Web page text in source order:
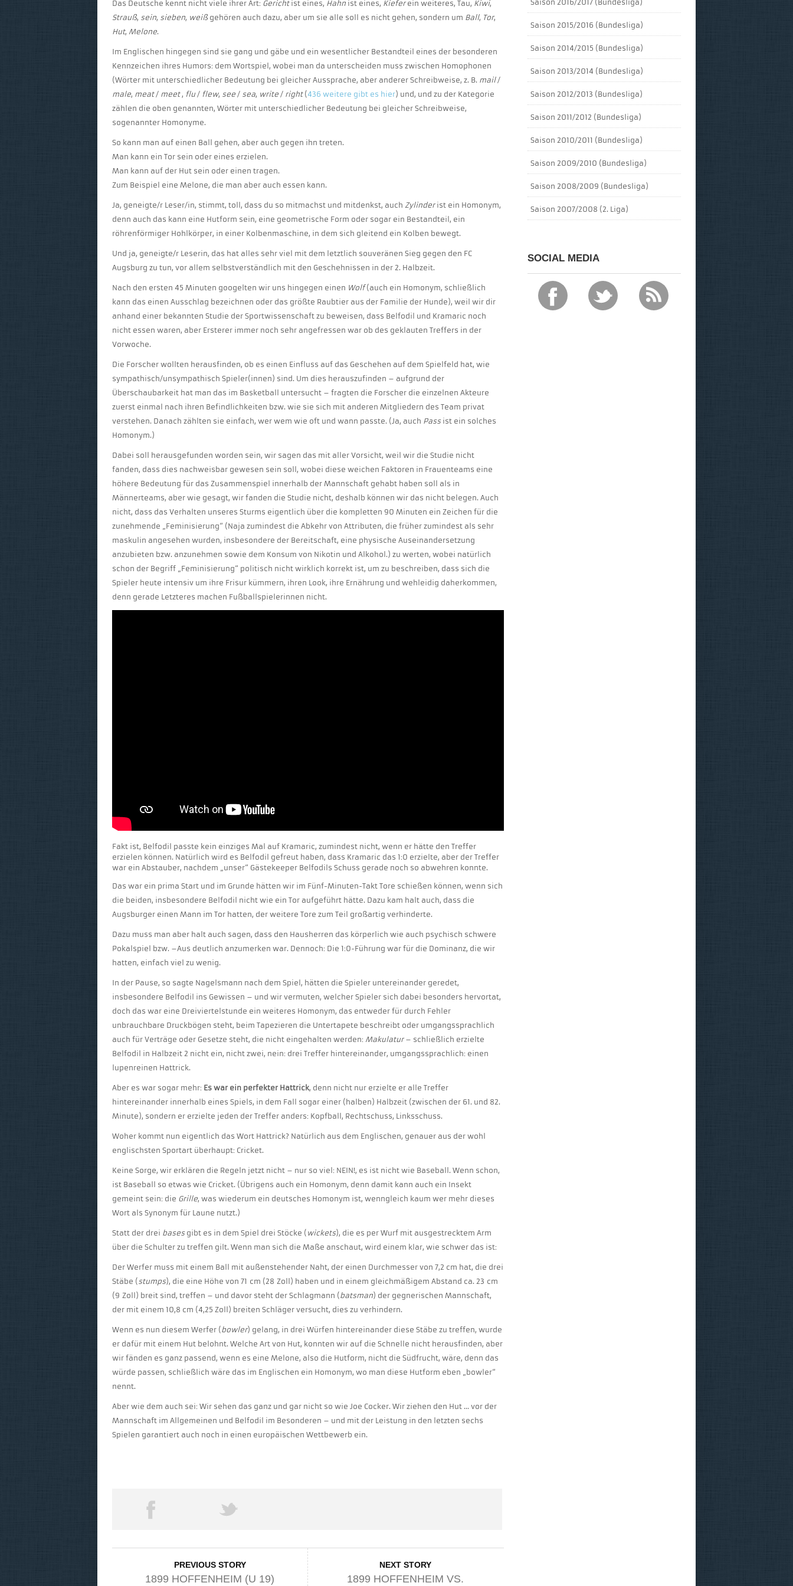
Das Deutsche kennt nicht viele ihrer Art: Gerichtist eines, Hahn ist eines, Kieferein weiteres, Tau, Kiwi,
Strauß, sein, sieben, weiß gehören auch dazu, aber um sie alle soll es nicht gehen, sondern um Ball, Tor,
Hut, Melone.
Im Englischen hingegen sind sie gang und gäbe und ein wesentlicher Bestandteil eines der besonderen
Kennzeichen ihres Humors: dem Wortspiel, wobei man da unterscheiden muss zwischen Homophonen
(Wörter mit unterschiedlicher Bedeutung bei gleicher Aussprache, aber anderer Schreibweise, z. B. mail/
male, meat/ meet, flu/ flew, see / sea, write / right( 436 weitere gibt es hier) und, und zu der Kategorie
zählen die oben genannten, Wörter mit unterschiedlicher Bedeutung bei gleicher Schreibweise,
sogenannter Homonyme.
So kann man auf einen Ball gehen, aber auch gegen ihn treten.
Man kann ein Tor sein oder eines erzielen.
Man kann auf der Hut sein oder einen tragen.
Zum Beispiel eine Melone, die man aber auch essen kann.
Ja, geneigte/r Leser/in, stimmt, toll, dass du so mitmachst und mitdenkst, auch Zylinderist ein Homonym,
denn auch das kann eine Hutform sein, eine geometrische Form oder sogar ein Bestandteil, ein
röhrenförmiger Hohlkörper, in einer Kolbenmaschine, in dem sich gleitend ein Kolben bewegt.
Und ja, geneigte/r Leserin, das hat alles sehr viel mit dem letztlich souveränen Sieg gegen den FC
Augsburg zu tun, vor allem selbstverständlich mit den Geschehnissen in der 2. Halbzeit.
Nach den ersten 45 Minuten googelten wir uns hingegen einen Wolf(auch ein Homonym, schließlich
kann das einen Ausschlag bezeichnen oder das größte Raubtier aus der Familie der Hunde), weil wir dir
anhand einer bekannten Studie der Sportwissenschaft zu beweisen, dass Belfodil und Kramaric noch
nicht essen waren, aber Ersterer immer noch sehr angefressen war ob des geklauten Treffers in der
Vorwoche.
Die Forscher wollten herausfinden, ob es einen Einfluss auf das Geschehen auf dem Spielfeld hat, wie
sympathisch/unsympathisch Spieler(innen) sind. Um dies herauszufinden – aufgrund der
Überschaubarkeit hat man das im Basketball untersucht – fragten die Forscher die einzelnen Akteure
zuerst einmal nach ihren Befindlichkeiten bzw. wie sie sich mit anderen Mitgliedern des Team privat
verstehen. Danach zählten sie einfach, wer wem wie oft und wann passte. (Ja, auch Passist ein solches
Homonym.)
Dabei soll herausgefunden worden sein, wir sagen das mit aller Vorsicht, weil wir die Studie nicht
fanden, dass dies nachweisbar gewesen sein soll, wobei diese weichen Faktoren in Frauenteams eine
höhere Bedeutung für das Zusammenspiel innerhalb der Mannschaft gehabt haben soll als in
Männerteams, aber wie gesagt, wir fanden die Studie nicht, deshalb können wir das nicht belegen. Auch
nicht, dass das Verhalten unseres Sturms eigentlich über die kompletten 90 Minuten ein Zeichen für die
zunehmende „Feminisierung“ (Naja zumindest die Abkehr von Attributen, die früher zumindest als sehr
maskulin angesehen wurden, insbesondere der Bereitschaft, eine physische Auseinandersetzung
anzubieten bzw. anzunehmen sowie dem Konsum von Nikotin und Alkohol.) zu werten, wobei natürlich
schon der Begriff „Feminisierung“ politisch nicht wirklich korrekt ist, um zu beschreiben, dass sich die
Spieler heute intensiv um ihre Frisur kümmern, ihren Look, ihre Ernährung und wehleidig daherkommen,
denn gerade Letzteres machen Fußballspielerinnen nicht.
Fakt ist, Belfodil passte kein einziges Mal auf Kramaric, zumindest nicht, wenn er hätte den Treffer
erzielen können. Natürlich wird es Belfodil gefreut haben, dass Kramaric das 1:0 erzielte, aber der Treffer
war ein Abstauber, nachdem „unser“ Gästekeeper Belfodils Schuss gerade noch so abwehren konnte.
Das war ein prima Start und im Grunde hätten wir im Fünf-Minuten-Takt Tore schießen können, wenn sich
die beiden, insbesondere Belfodil nicht wie ein Tor aufgeführt hätte. Dazu kam halt auch, dass die
Augsburger einen Mann im Tor hatten, der weitere Tore zum Teil großartig verhinderte.
Dazu muss man aber halt auch sagen, dass den Hausherren das körperlich wie auch psychisch schwere
Pokalspiel bzw. –Aus deutlich anzumerken war. Dennoch: Die 1:0-Führung war für die Dominanz, die wir
hatten, einfach viel zu wenig.
In der Pause, so sagte Nagelsmann nach dem Spiel, hätten die Spieler untereinander geredet,
insbesondere Belfodil ins Gewissen – und wir vermuten, welcher Spieler sich dabei besonders hervortat,
doch das war eine Dreiviertelstunde ein weiteres Homonym, das entweder für durch Fehler
unbrauchbare Druckbögen steht, beim Tapezieren die Untertapete beschreibt oder umgangssprachlich
auch für Verträge oder Gesetze steht, die nicht eingehalten werden: Makulatur– schließlich erzielte
Belfodil in Halbzeit 2 nicht ein, nicht zwei, nein: drei Treffer hintereinander, umgangssprachlich: einen
lupenreinen Hattrick.
Aber es war sogar mehr: Es war ein perfekter Hattrick, denn nicht nur erzielte er alle Treffer
hintereinander innerhalb eines Spiels, in dem Fall sogar einer (halben) Halbzeit (zwischen der 61. und 82.
Minute), sondern er erzielte jeden der Treffer anders: Kopfball, Rechtschuss, Linksschuss.
Woher kommt nun eigentlich das Wort Hattrick? Natürlich aus dem Englischen, genauer aus der wohl
englischsten Sportart überhaupt: Cricket.
Keine Sorge, wir erklären die Regeln jetzt nicht – nur so viel: NEIN!, es ist nicht wie Baseball. Wenn schon,
ist Baseball so etwas wie Cricket. (Übrigens auch ein Homonym, denn damit kann auch ein Insekt
gemeint sein: die Grille, was wiederum ein deutsches Homonym ist, wenngleich kaum wer mehr dieses
Wort als Synonym für Laune nutzt.)
Statt der drei basesgibt es in dem Spiel drei Stöcke ( wickets), die es per Wurf mit ausgestrecktem Arm
über die Schulter zu treffen gilt. Wenn man sich die Maße anschaut, wird einem klar, wie schwer das ist:
Der Werfer muss mit einem Ball mit außenstehender Naht, der einen Durchmesser von 7,2 cm hat, die drei
Stäbe (stumps), die eine Höhe von 71 cm (28 Zoll) haben und in einem gleichmäßigem Abstand ca. 23 cm
(9 Zoll) breit sind, treffen – und davor steht der Schlagmann (batsman) der gegnerischen Mannschaft,
der mit einem 10,8 cm (4,25 Zoll) breiten Schläger versucht, dies zu verhindern.
Wenn es nun diesem Werfer (bowler) gelang, in drei Würfen hintereinander diese Stäbe zu treffen, wurde
er dafür mit einem Hut belohnt. Welche Art von Hut, konnten wir auf die Schnelle nicht herausfinden, aber
wir fänden es ganz passend, wenn es eine Melone, also die Hutform, nicht die Südfrucht, wäre, denn das
würde passen, schließlich wäre das im Englischen ein Homonym, wo man diese Hutform eben „bowler“
nennt.
Aber wie dem auch sei: Wir sehen das ganz und gar nicht so wie Joe Cocker. Wir ziehen den Hut … vor der
Mannschaft im Allgemeinen und Belfodil im Besonderen – und mit der Leistung in den letzten sechs
Spielen garantiert auch noch in einen europäischen Wettbewerb ein.
PREVIOUS STORY
1899 HOFFENHEIM (U 19)
NEXT STORY
1899 HOFFENHEIM VS.
Saison 2016/2017 (Bundesliga)
Saison 2015/2016 (Bundesliga)
Saison 2014/2015 (Bundesliga)
Saison 2013/2014 (Bundesliga)
Saison 2012/2013 (Bundesliga)
Saison 2011/2012 (Bundesliga)
Saison 2010/2011 (Bundesliga)
Saison 2009/2010 (Bundesliga)
Saison 2008/2009 (Bundesliga)
Saison 2007/2008 (2. Liga)
SOCIAL MEDIA